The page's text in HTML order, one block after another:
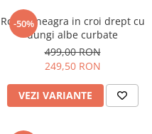
-50%
Rochie neagra in croi drept cu
dungi albe curbate
499,00 RON
249,50 RON
VEZI VARIANTE